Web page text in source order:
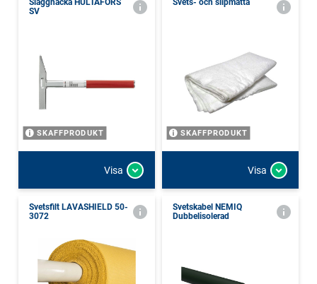
Slagghacka HULTAFORS
SV
SKAFFPRODUKT
Visa
Svets- och slipmatta
SKAFFPRODUKT
Visa
Svetsfilt LAVASHIELD 50-
3072
Svetskabel NEMIQ
Dubbelisolerad